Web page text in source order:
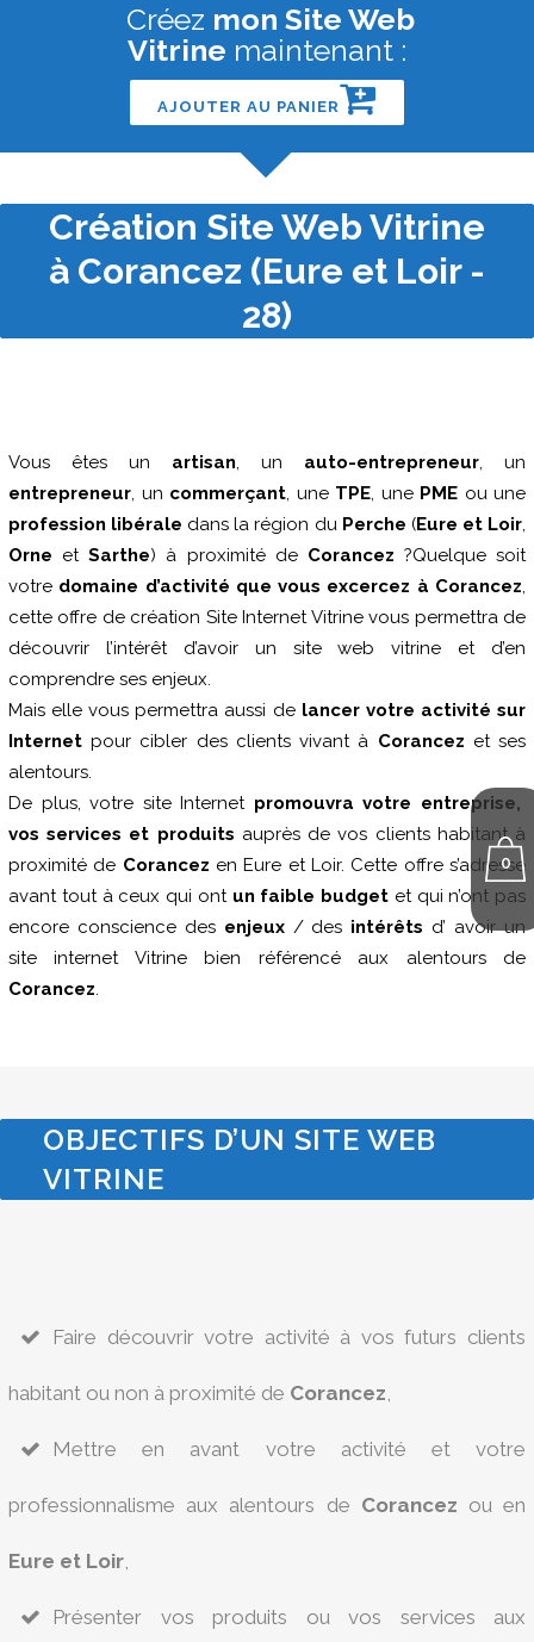
0
Créez mon Site Web
Vitrine maintenant :
AJOUTER AU PANIER
Création Site Web Vitrine
à Corancez (Eure et Loir -
28)
Vous êtes un artisan, un auto-entrepreneur, un
entrepreneur, un commerçant, une TPE, une PME ou une
profession libérale dans la région du Perche (Eure et Loir,
Orne etSarthe) à proximité de Corancez ?Quelque soit
votre domaine d’activité que vous excercez à Corancez,
cette offre de création Site Internet Vitrine vous permettra de
découvrir l’intérêt d’avoir un site web vitrine et d’en
comprendre ses enjeux.
Mais elle vous permettra aussi de lancer votre activité sur
Internet pour cibler des clients vivant à Corancez et ses
alentours.
De plus, votre site Internet promouvra votre entreprise,
vos services et produits auprès de vos clients habitant à
proximité de Corancez en Eure et Loir. Cette offre s’adresse
avant tout à ceux qui ont un faible budget et qui n’ont pas
encore conscience des enjeux/ des intérêts d’ avoir un
site internet Vitrine bien référencé aux alentours de
Corancez.
OBJECTIFS D’UN SITE WEB
VITRINE
Faire découvrir votre activité à vos futurs clients
habitant ou non à proximité de Corancez,
Mettre en avant votre activité et votre
professionnalisme aux alentours de Corancez ou en
Eure et Loir,
Présenter vos produits ou vos services aux